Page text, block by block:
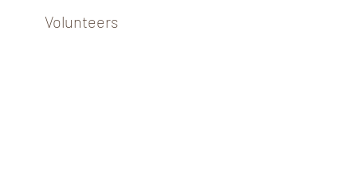
Volunteers